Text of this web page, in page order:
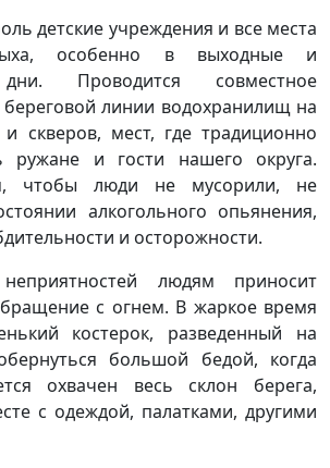
детские учреждения и все места
особенно в выходные и
Проводится совместное
береговой линии водохранилищ на
и скверов, мест, где традиционно
ружане и гости нашего округа.
чтобы люди не мусорили, не
алкогольного опьянения,
и осторожности.
людям приносит
с огнем. В жаркое время
костерок, разведенный на
большой бедой, когда
охвачен весь склон берега,
с одеждой, палатками, другими